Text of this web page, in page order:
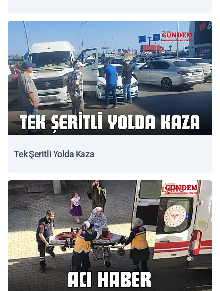
Tek Şeritli Yolda Kaza